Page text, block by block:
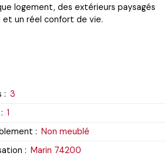
logement, des extérieurs paysagés
un réel confort de vie.
: 3
: 1
: Non meublé
: Marin 74200